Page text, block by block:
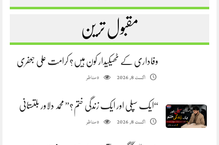
مقبول ترین
وفاداری کے ٹھیکیدار کون ہیں؟ کرامت علی جعفری
اگست 8, 2026 0مناظر
“ایک سپلی اور ایک زندگی ختم؟” محمد دلاور بلتستانی
اگست 8, 2026 0مناظر